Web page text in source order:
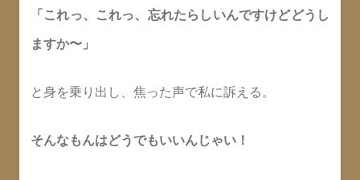
「これっ、これっ、忘れたらしいんですけどどうし
ますか〜」
と身を乗り出し、焦った声で私に訴える。
そんなもんはどうでもいいんじゃい！